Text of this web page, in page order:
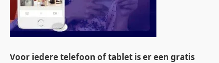
Voor iedere telefoon of tablet is er een gratis